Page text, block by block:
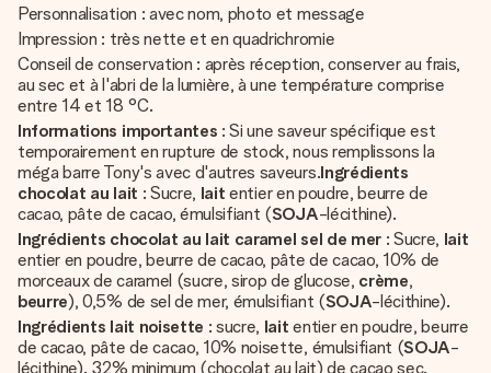
Personnalisation : avec nom, photo et message
Impression : très nette et en quadrichromie
Conseil de conservation : après réception, conserver au frais,
au sec et à l'abri de la lumière, à une température comprise
entre 14 et 18 °C.
Informations importantes : Si une saveur spécifique est
temporairement en rupture de stock, nous remplissons la
méga barre Tony's avec d'autres saveurs.Ingrédients
chocolat au lait : Sucre, lait entier en poudre, beurre de
cacao, pâte de cacao, émulsifiant (SOJA-lécithine).
Ingrédients chocolat au lait caramel sel de mer: Sucre, lait
entier en poudre, beurre de cacao, pâte de cacao, 10% de
morceaux de caramel (sucre, sirop de glucose, crème,
beurre), 0,5% de sel de mer, émulsifiant (SOJA-lécithine).
Ingrédients lait noisette : sucre, lait entier en poudre, beurre
de cacao, pâte de cacao, 10% noisette, émulsifiant (SOJA-
lécithine). 32% minimum (chocolat au lait) de cacao sec.